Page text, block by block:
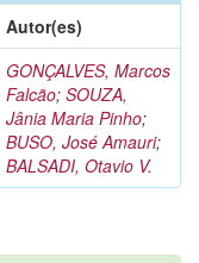
Autor(es)
GONÇALVES, Marcos
Falcão; SOUZA,
Jânia Maria Pinho;
BUSO, José Amauri;
BALSADI, Otavio V.